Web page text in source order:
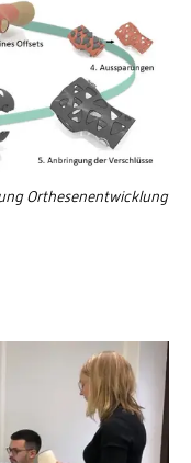
Orthesenentwicklung